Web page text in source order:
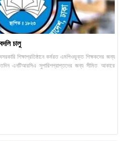
চালু
শিক্ষাপ্রতিষ্ঠানে কর্মরত এমপিওভুক্ত শিক্ষকদের জন্য
এনটিআরসিএ সুপারিশপ্রাপ্তদের জন্য সীমিত আকারে